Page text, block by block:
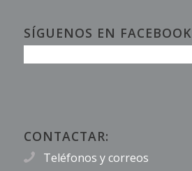
SÍGUENOS EN FACEBOOK
CONTACTAR:
Teléfonos y correos